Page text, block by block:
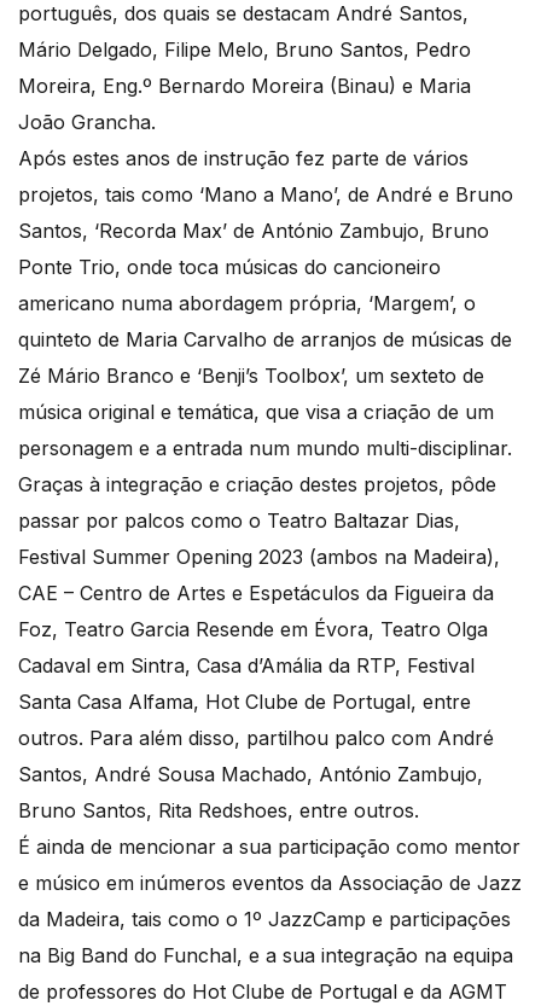
português, dos quais se destacam André Santos,
Mário Delgado, Filipe Melo, Bruno Santos, Pedro
Moreira, Eng.º Bernardo Moreira (Binau) e Maria
João Grancha.
Após estes anos de instrução fez parte de vários
projetos, tais como ‘Mano a Mano’, de André e Bruno
Santos, ‘Recorda Max’ de António Zambujo, Bruno
Ponte Trio, onde toca músicas do cancioneiro
americano numa abordagem própria, ‘Margem’, o
quinteto de Maria Carvalho de arranjos de músicas de
Zé Mário Branco e ‘Benji’s Toolbox’, um sexteto de
música original e temática, que visa a criação de um
personagem e a entrada num mundo multi-disciplinar.
Graças à integração e criação destes projetos, pôde
passar por palcos como o Teatro Baltazar Dias,
Festival Summer Opening 2023 (ambos na Madeira),
CAE – Centro de Artes e Espetáculos da Figueira da
Foz, Teatro Garcia Resende em Évora, Teatro Olga
Cadaval em Sintra, Casa d’Amália da RTP, Festival
Santa Casa Alfama, Hot Clube de Portugal, entre
outros. Para além disso, partilhou palco com André
Santos, André Sousa Machado, António Zambujo,
Bruno Santos, Rita Redshoes, entre outros.
É ainda de mencionar a sua participação como mentor
e músico em inúmeros eventos da Associação de Jazz
da Madeira, tais como o 1º JazzCamp e participações
na Big Band do Funchal, e a sua integração na equipa
de professores do Hot Clube de Portugal e da AGMT